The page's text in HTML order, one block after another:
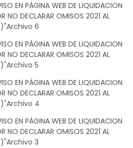
EN PÁGINA WEB DE LIQUIDACION
NO DECLARAR OMISOS 2021 AL
6
EN PÁGINA WEB DE LIQUIDACION
NO DECLARAR OMISOS 2021 AL
5
EN PÁGINA WEB DE LIQUIDACION
NO DECLARAR OMISOS 2021 AL
4
EN PÁGINA WEB DE LIQUIDACION
NO DECLARAR OMISOS 2021 AL
3